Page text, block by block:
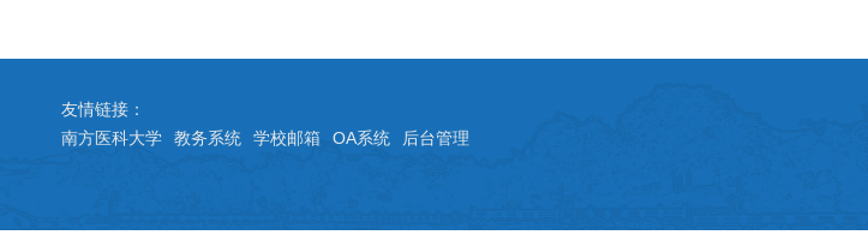
友情链接：
南方医科大学
教务系统 学校邮箱 OA系统 后台管理